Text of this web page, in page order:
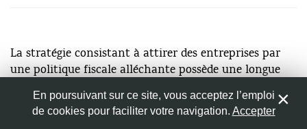
le navigateur pour mon prochain commentaire.
La stratégie consistant à attirer des entreprises par
une politique fiscale alléchante possède une longue
et au financement de l’AVS (RFFA), au centre du
scrutin du dimanche 19 mai prochain, ne marque que
En poursuivant sur ce site, vous acceptez l’emploi
de cookies pour faciliter votre navigation. Accepter